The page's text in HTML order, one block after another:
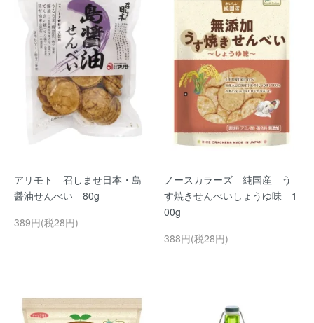
アリモト 召しませ日本・島
醤油せんべい 80g
389円(税28円)
ノースカラーズ 純国産 う
す焼きせんべいしょうゆ味 1
00g
388円(税28円)